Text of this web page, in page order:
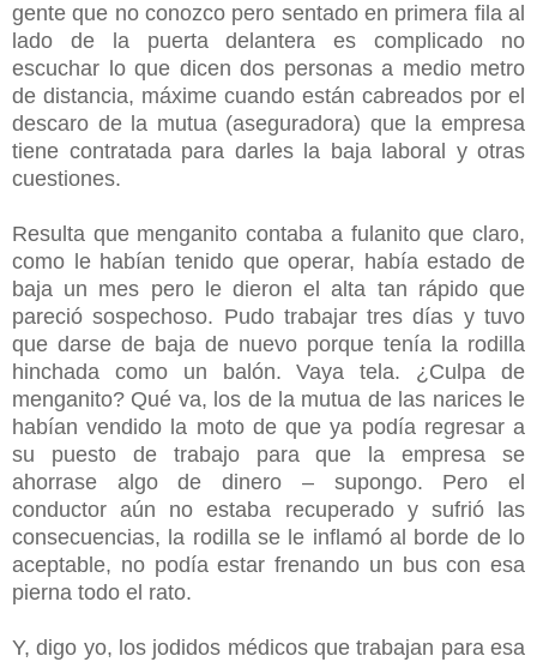
gente que no conozco pero sentado en primera fila al
lado de la puerta delantera es complicado no
escuchar lo que dicen dos personas a medio metro
de distancia, máxime cuando están cabreados por el
descaro de la mutua (aseguradora) que la empresa
tiene contratada para darles la baja laboral y otras
cuestiones.
Resulta que menganito contaba a fulanito que claro,
como le habían tenido que operar, había estado de
baja un mes pero le dieron el alta tan rápido que
pareció sospechoso. Pudo trabajar tres días y tuvo
que darse de baja de nuevo porque tenía la rodilla
hinchada como un balón. Vaya tela. ¿Culpa de
menganito? Qué va, los de la mutua de las narices le
habían vendido la moto de que ya podía regresar a
su puesto de trabajo para que la empresa se
ahorrase algo de dinero – supongo. Pero el
conductor aún no estaba recuperado y sufrió las
consecuencias, la rodilla se le inflamó al borde de lo
aceptable, no podía estar frenando un bus con esa
pierna todo el rato.
Y, digo yo, los jodidos médicos que trabajan para esa